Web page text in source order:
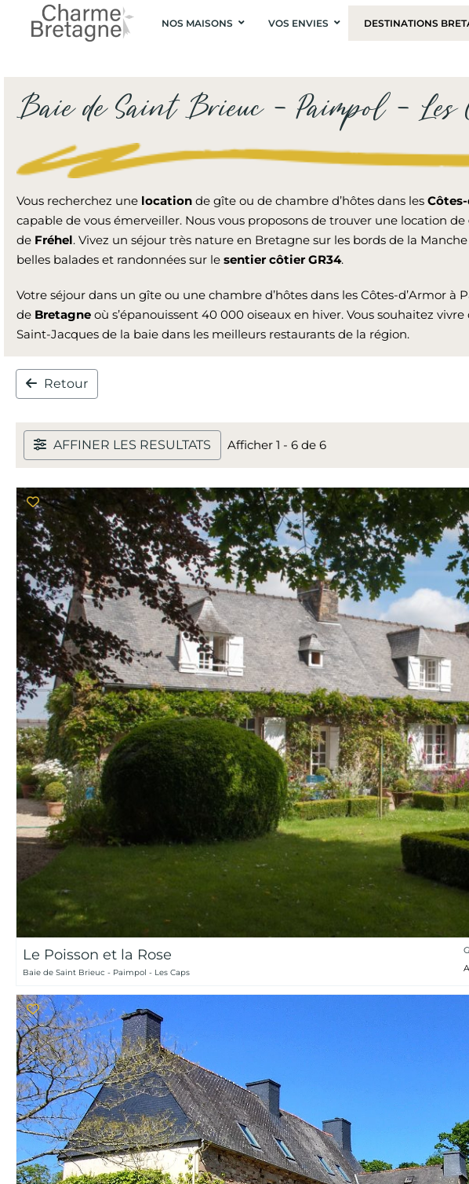
NOS MAISONS VOS ENVIES DESTINATIONS
Baie de Saint Brieuc – Paimpol – Les
Vous recherchez une location de gîte ou de chambre d’hôtes dans les
capable de vous émerveiller. Nous vous proposons de trouver une location de
de Fréhel. Vivez un séjour très nature en Bretagne sur les bords de la
belles balades et randonnées sur le sentier côtier GR34.
Votre séjour dans un gîte ou une chambre d’hôtes dans les Côtes-d’Armor
de Bretagne où s’épanouissent 40 000 oiseaux en hiver. Vous souhaitez
Saint-Jacques de la baie dans les meilleurs restaurants de la région.
Retour
AFFINER LES RESULTATS Afficher 1 - 6 de 6
Le Poisson et la Rose
Baie de Saint Brieuc - Paimpol - Les Caps